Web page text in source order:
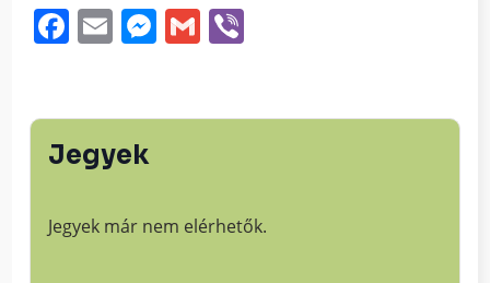
Facebook
EmailMessenger
Gmail
Jegyek
Jegyek már nem elérhetők.